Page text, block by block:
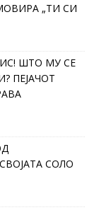
„ТИ СИ
ШТО МУ СЕ
ПЕЈАЧОТ
СОЛО